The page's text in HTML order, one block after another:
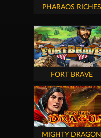
PHARAOS RICHES
FORT BRAVE
MIGHTY DRAGON